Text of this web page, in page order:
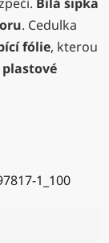
. Cedulka
fólie, kterou
plastové
1_100